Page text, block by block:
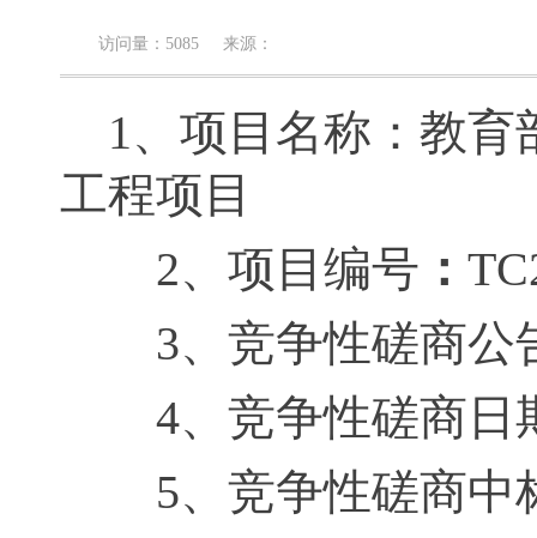
访问量：5085 来源：
1、项目名称：教育
工程项目
2、项目编号 ：
3、竞争性磋商公告
4、竞争性磋商日
5、竞争性磋商中